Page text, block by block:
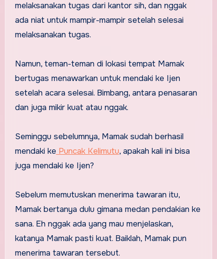
melaksanakan tugas dari kantor sih, dan nggak
ada niat untuk mampir-mampir setelah selesai
melaksanakan tugas.
Namun, teman-teman di lokasi tempat Mamak
bertugas menawarkan untuk mendaki ke Ijen
setelah acara selesai. Bimbang, antara penasaran
dan juga mikir kuat atau nggak.
Seminggu sebelumnya, Mamak sudah berhasil
mendaki ke Puncak Kelimutu, apakah kali ini bisa
juga mendaki ke Ijen?
Sebelum memutuskan menerima tawaran itu,
Mamak bertanya dulu gimana medan pendakian ke
sana. Eh nggak ada yang mau menjelaskan,
katanya Mamak pasti kuat. Baiklah, Mamak pun
menerima tawaran tersebut.